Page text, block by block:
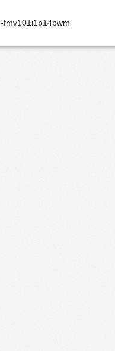
fmv101i1p14bwm